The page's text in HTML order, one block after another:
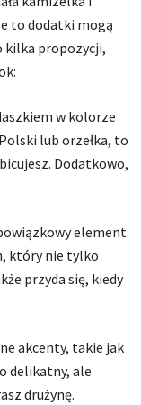
to dodatki mogą
kilka propozycji,
w kolorze
lub orzełka, to
Dodatkowo,
element.
który nie tylko
przyda się, kiedy
akcenty, takie jak
delikatny, ale
drużynę.